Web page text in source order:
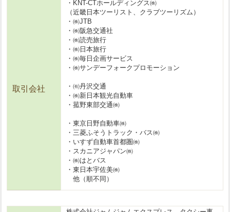
取引会社
・KNT-CTホールディングス㈱
（近畿日本ツーリスト、クラブツーリズム）
・㈱JTB
・㈱阪急交通社
・㈱読売旅行
・㈱日本旅行
・㈱毎日企画サービス
・㈱サンデーフォークプロモーション
・㈲丹沢交通
・㈱新日本観光自動車
・菰野東部交通㈱
・東京日野自動車㈱
・三菱ふそうトラック・バス㈱
・いすず自動車首都圏㈱
・スカニアジャパン㈱
・㈱はとバス
・東日本宇佐美㈱
他（順不同）